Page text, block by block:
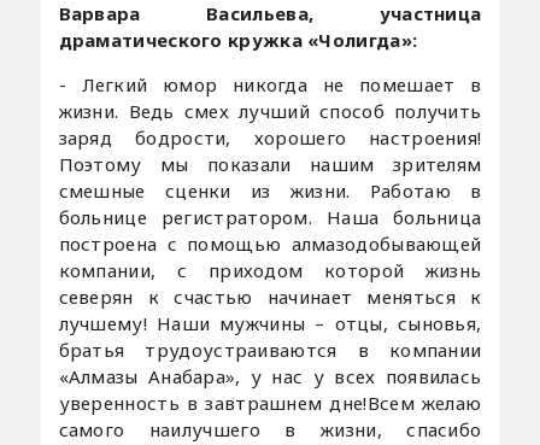
Варвара Васильева, участница
драматического кружка «Чолигда»:
- Легкий юмор никогда не помешает в
жизни. Ведь смех лучший способ получить
заряд бодрости, хорошего настроения!
Поэтому мы показали нашим зрителям
смешные сценки из жизни. Работаю в
больнице регистратором. Наша больница
построена с помощью алмазодобывающей
компании, с приходом которой жизнь
северян к счастью начинает меняться к
лучшему! Наши мужчины – отцы, сыновья,
братья трудоустраиваются в компании
«Алмазы Анабара», у нас у всех появилась
уверенность в завтрашнем дне!Всем желаю
самого наилучшего в жизни, спасибо